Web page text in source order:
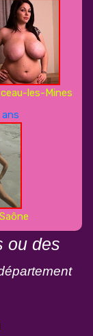
les-Mines
ans
ou des